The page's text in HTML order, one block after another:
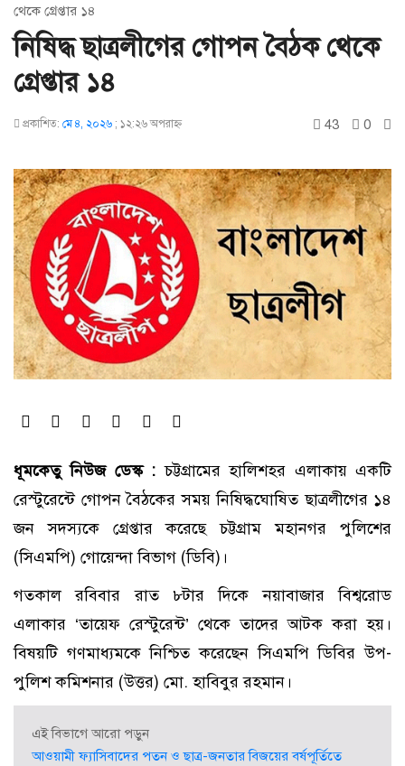
থেকে গ্রেপ্তার ১৪
নিষিদ্ধ ছাত্রলীগের গোপন বৈঠক থেকে
গ্রেপ্তার ১৪
প্রকাশিত: মে ৪, ২০২৬ ; ১২:২৬ অপরাহ্ণ 43 0
ধূমকেতু নিউজ ডেস্ক : চট্টগ্রামের হালিশহর এলাকায় একটি
রেস্টুরেন্টে গোপন বৈঠকের সময় নিষিদ্ধঘোষিত ছাত্রলীগের ১৪
জন সদস্যকে গ্রেপ্তার করেছে চট্টগ্রাম মহানগর পুলিশের
(সিএমপি) গোয়েন্দা বিভাগ (ডিবি)।
গতকাল রবিবার রাত ৮টার দিকে নয়াবাজার বিশ্বরোড
এলাকার ‘তায়েফ রেস্টুরেন্ট’ থেকে তাদের আটক করা হয়।
বিষয়টি গণমাধ্যমকে নিশ্চিত করেছেন সিএমপি ডিবির উপ-
পুলিশ কমিশনার (উত্তর) মো. হাবিবুর রহমান।
এই বিভাগে আরো পড়ুন
আওয়ামী ফ্যাসিবাদের পতন ও ছাত্র-জনতার বিজয়ের বর্ষপূর্তিতে